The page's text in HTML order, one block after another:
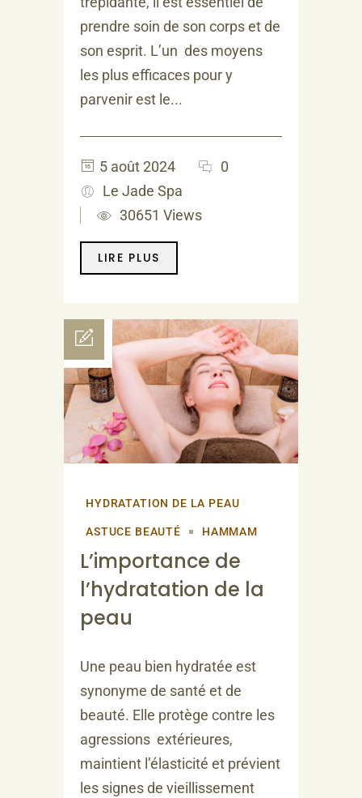
prendre soin de son corps et de
son esprit. L’un des moyens
les plus efficaces pour y
parvenir est le...
5 août 2024
0
Le Jade Spa
30651 Views
LIRE PLUS
HYDRATATION DE LA PEAU
ASTUCE BEAUTÉ HAMMAM
L’importance de
l’hydratation de la
peau
Une peau bien hydratée est
synonyme de santé et de
beauté. Elle protège contre les
agressions extérieures,
maintient l’élasticité et prévient
les signes de vieillissement